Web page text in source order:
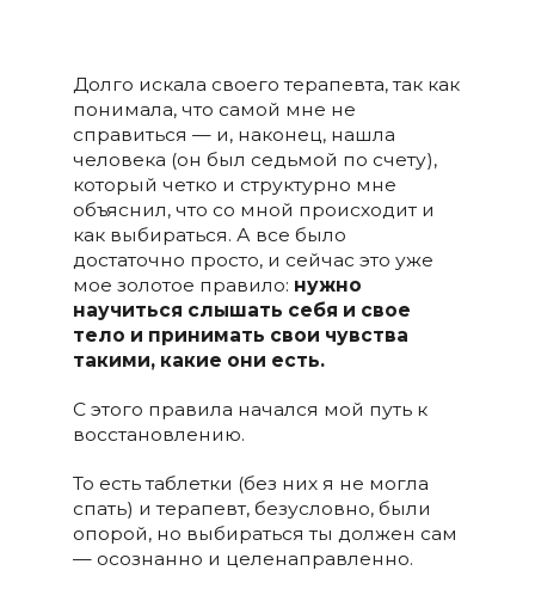
Долго искала своего терапевта, так как
понимала, что самой мне не
справиться — и, наконец, нашла
человека (он был седьмой по счету),
который четко и структурно мне
объяснил, что со мной происходит и
как выбираться. А все было
достаточно просто, и сейчас это уже
мое золотое правило: нужно
научиться слышать себя и свое
тело и принимать свои чувства
такими, какие они есть.
С этого правила начался мой путь к
восстановлению.
То есть таблетки (без них я не могла
спать) и терапевт, безусловно, были
опорой, но выбираться ты должен сам
— осознанно и целенаправленно.